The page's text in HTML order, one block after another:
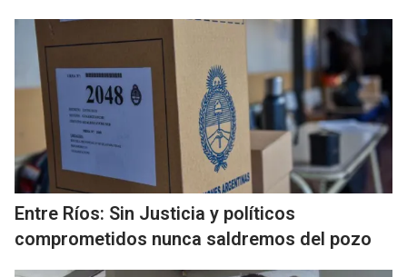
Entre Ríos: Sin Justicia y políticos
comprometidos nunca saldremos del pozo